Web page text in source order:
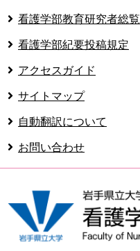
看護学部教育研究者総覧
看護学部紀要投稿規定
アクセスガイド
サイトマップ
自動翻訳について
お問い合わせ